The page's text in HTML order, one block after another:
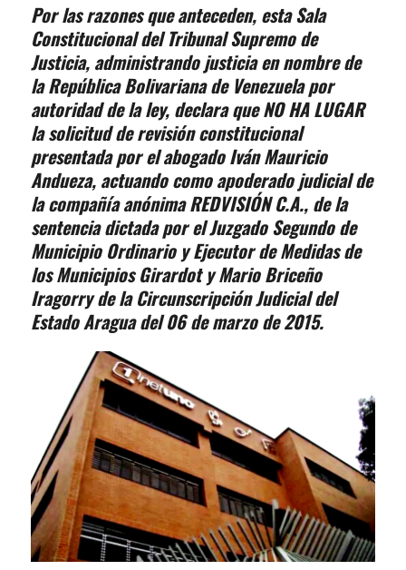
Por las razones que anteceden, esta Sala
Constitucional del Tribunal Supremo de
Justicia, administrando justicia en nombre de
la República Bolivariana de Venezuela por
autoridad de la ley, declara que NO HA LUGAR
la solicitud de revisión constitucional
presentada por el abogado Iván Mauricio
Andueza, actuando como apoderado judicial de
la compañía anónima REDVISIÓN C.A., de la
sentencia dictada por el Juzgado Segundo de
Municipio Ordinario y Ejecutor de Medidas de
los Municipios Girardot y Mario Briceño
Iragorry de la Circunscripción Judicial del
Estado Aragua del 06 de marzo de 2015.